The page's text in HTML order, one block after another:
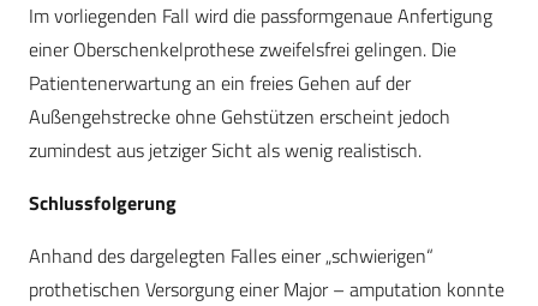
Im vorliegenden Fall wird die passformgenaue Anfertigung
einer Oberschenkelprothese zweifelsfrei gelingen. Die
Patientenerwartung an ein freies Gehen auf der
Außengehstrecke ohne Gehstützen erscheint jedoch
zumindest aus jetziger Sicht als wenig realistisch.
Schlussfolgerung
Anhand des dargelegten Falles einer „schwierigen“
prothetischen Versorgung einer Major – amputation konnte